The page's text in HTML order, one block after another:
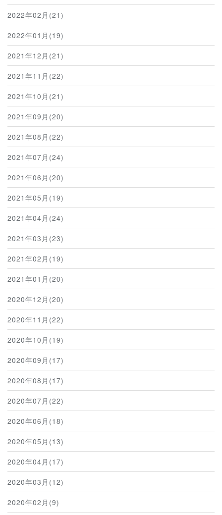
2022年02月(21)
2022年01月(19)
2021年12月(21)
2021年11月(22)
2021年10月(21)
2021年09月(20)
2021年08月(22)
2021年07月(24)
2021年06月(20)
2021年05月(19)
2021年04月(24)
2021年03月(23)
2021年02月(19)
2021年01月(20)
2020年12月(20)
2020年11月(22)
2020年10月(19)
2020年09月(17)
2020年08月(17)
2020年07月(22)
2020年06月(18)
2020年05月(13)
2020年04月(17)
2020年03月(12)
2020年02月(9)